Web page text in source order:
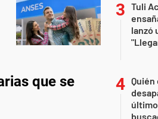
que se
Tuli
lanzó
Quién